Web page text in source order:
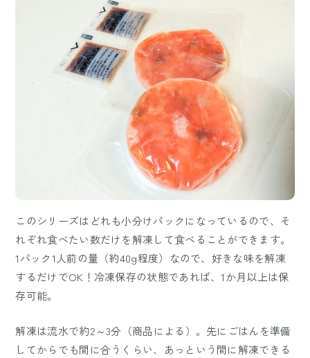
このシリーズはどれも小分けパックになっているので、そ
れぞれ食べたい数だけを解凍して食べることができます。
1パック1人前の量（約40g程度）なので、好きな味を解凍
するだけでOK！冷凍保存の状態であれば、1か月以上は保
存可能。
解凍は流水で約2～3分（商品による）。先にごはんを準備
してからでも間に合うくらい、あっという間に解凍できる